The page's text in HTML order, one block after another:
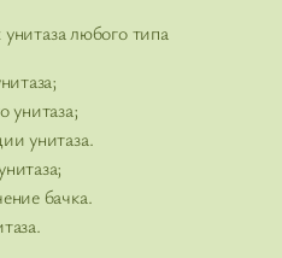
любого типа
унитаза;
унитаза.
бачка.